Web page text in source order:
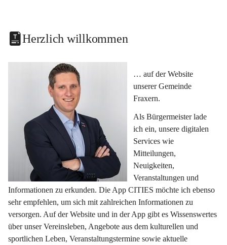
Herzlich willkommen
… auf der Website
unserer Gemeinde
Fraxern.
Als Bürgermeister lade
ich ein, unsere digitalen
Services wie
Mitteilungen,
Neuigkeiten,
Veranstaltungen und
Informationen zu erkunden. Die App CITIES möchte ich ebenso
sehr empfehlen, um sich mit zahlreichen Informationen zu
versorgen. Auf der Website und in der App gibt es Wissenswertes
über unser Vereinsleben, Angebote aus dem kulturellen und
sportlichen Leben, Veranstaltungstermine sowie aktuelle